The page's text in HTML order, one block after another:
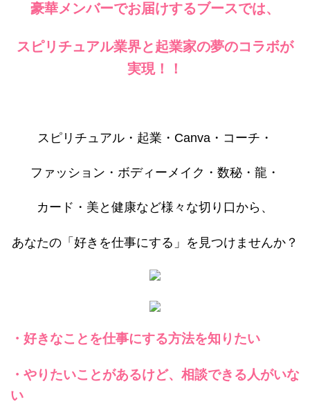
豪華メンバーでお届けするブースでは、
スピリチュアル業界と起業家の夢のコラボが
実現！！
スピリチュアル・起業・Canva・コーチ・
ファッション・ボディーメイク・数秘・龍・
カード・美と健康など様々な切り口から、
あなたの「好きを仕事にする」を見つけませんか？
・好きなことを仕事にする方法を知りたい
・やりたいことがあるけど、相談できる人がいな
い